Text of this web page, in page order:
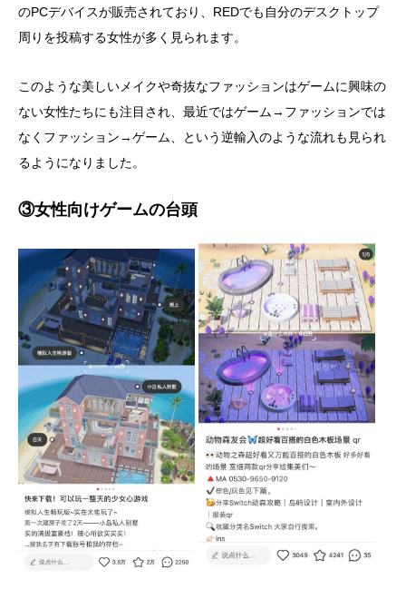
のPCデバイスが販売されており、REDでも自分のデスクトップ
周りを投稿する女性が多く見られます。
このような美しいメイクや奇抜なファッションはゲームに興味の
ない女性たちにも注目され、最近ではゲーム→ファッションでは
なくファッション→ゲーム、という逆輸入のような流れも見られ
るようになりました。
③女性向けゲームの台頭